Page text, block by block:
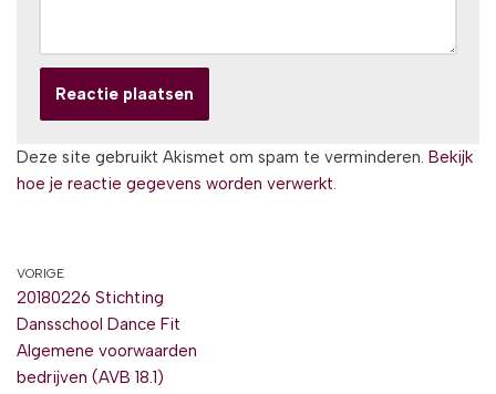
Deze site gebruikt Akismet om spam te verminderen. Bekijk
hoe je reactie gegevens worden verwerkt.
VORIGE
20180226 Stichting
Dansschool Dance Fit
Algemene voorwaarden
bedrijven (AVB 18.1)